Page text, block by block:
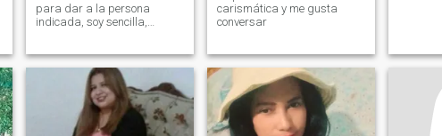
para dar a la persona
indicada, soy sencilla,
gusta la buena cocina
,nacionales e internacionales
y prepararlas tambien.
carismática y me gusta
conversar